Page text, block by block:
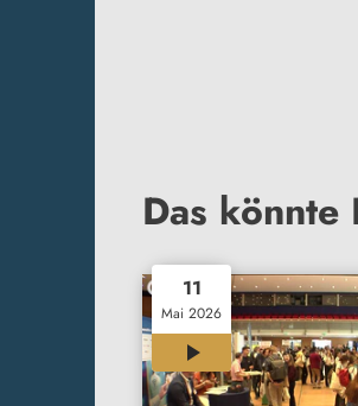
Das könnte
11
Mai 2026
00:33